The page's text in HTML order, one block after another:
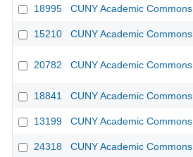
18995 CUNY Academic Commons
15210 CUNY Academic Commons
20782 CUNY Academic Commons
18841 CUNY Academic Commons
13199 CUNY Academic Commons
24318 CUNY Academic Commons